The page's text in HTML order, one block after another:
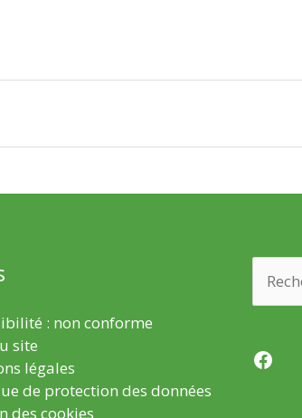
: non conforme
site
légales
de protection des données
des cookies